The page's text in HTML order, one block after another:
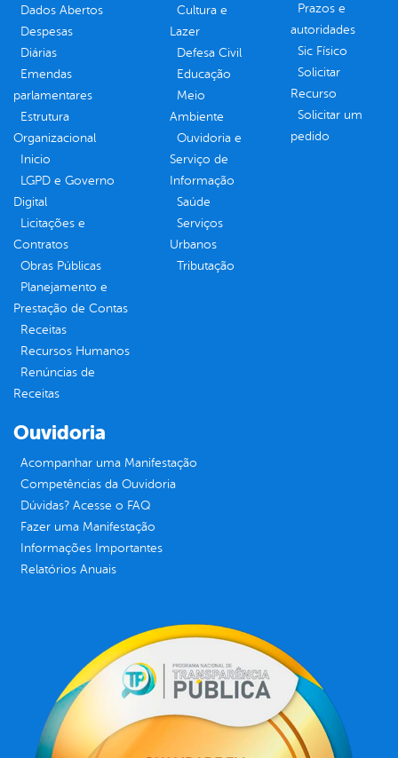
Dados Abertos
Despesas
Diárias
Emendas
parlamentares
Estrutura
Organizacional
Inicio
LGPD e Governo
Digital
Licitações e
Contratos
Obras Públicas
Planejamento e
Prestação de Contas
Receitas
Recursos Humanos
Renúncias de
Receitas
Cultura e
Lazer
Defesa Civil
Educação
Meio
Ambiente
Ouvidoria e
Serviço de
Informação
Saúde
Serviços
Urbanos
Tributação
Prazos e
autoridades
Sic Físico
Solicitar
Recurso
Solicitar um
pedido
Ouvidoria
Acompanhar uma Manifestação
Competências da Ouvidoria
Dúvidas? Acesse o FAQ
Fazer uma Manifestação
Informações Importantes
Relatórios Anuais